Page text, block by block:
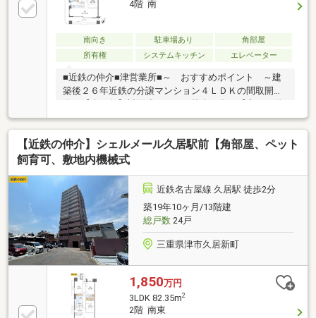
4階 南
南向き 駐車場あり
角部屋
所有権
システムキッチン エレベーター
■近鉄の仲介■津営業所■～ おすすめポイント ～建
築後２６年近鉄の分譲マンション４ＬＤＫの間取開放
室】の開放感■近鉄の仲介■津営業所■静寂とゆとりを
纏う、南西角地の特等席。陽光が家族の時間を温かく
包み込む、4LDKの邸宅。窓辺の明るい浴室で深呼吸す
る、極上のリフレッシュ体験。充実の利便性が日常を
な空間が、家族の絆をより深く美しいものへ導きま
す。
【近鉄の仲介】シェルメール久居駅前【角部屋、ペット
飼育可、敷地内機械式
近鉄名古屋線 久居駅 徒歩2分
築19年10ヶ月/13階建
総戸数24戸
三重県津市久居新町
1,850万円
3LDK 82.35m2
2階 南東